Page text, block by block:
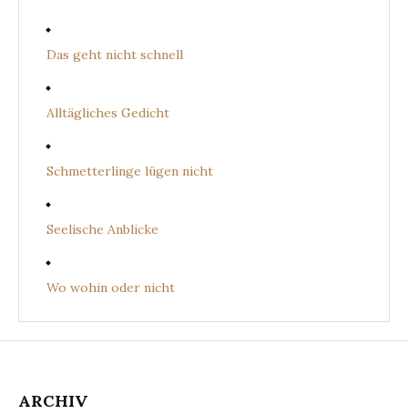
Das geht nicht schnell
Alltägliches Gedicht
Schmetterlinge lügen nicht
Seelische Anblicke
Wo wohin oder nicht
ARCHIV